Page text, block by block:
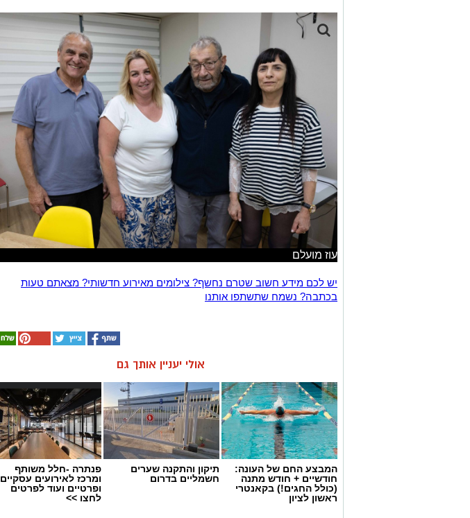
עוז מועלם
יש לכם מידע חשוב שטרם נחשף? צילומים מאירוע חדשותי? מצאתם טעות
בכתבה? נשמח שתשתפו אותנו
אולי יעניין אותך גם
המבצע החם של העונה:
חודשיים + חודש מתנה
(כולל החגים!) בקאנטרי
ראשון לציון
תיקון והתקנה שערים
חשמליים בדרום
פנתרה -חלל משותף
ומרכז לאירועים עסקיים
ופרטיים ועוד לפרטים
לחצו >>